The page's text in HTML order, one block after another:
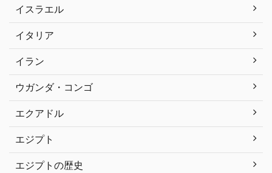
イスラエル
イタリア
イラン
ウガンダ・コンゴ
エクアドル
エジプト
エジプトの歴史